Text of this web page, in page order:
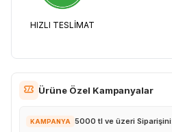
HIZLI TESLİMAT
Ürüne Özel Kampanyalar
KAMPANYA 5000 tl ve üzeri